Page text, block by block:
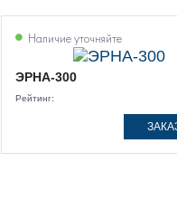
Наличие уточняйте
ЭРНА-300
Рейтинг: